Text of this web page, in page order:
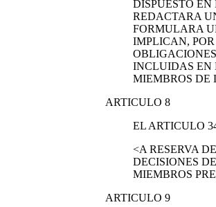
DISPUESTO EN
REDACTARA
FORMULARA
IMPLICAN,
INCLUIDAS EN
MIEMBROS DE
ARTICULO 8
EL ARTICULO
<A RESERVA
DECISIONES
MIEMBROS
ARTICULO 9